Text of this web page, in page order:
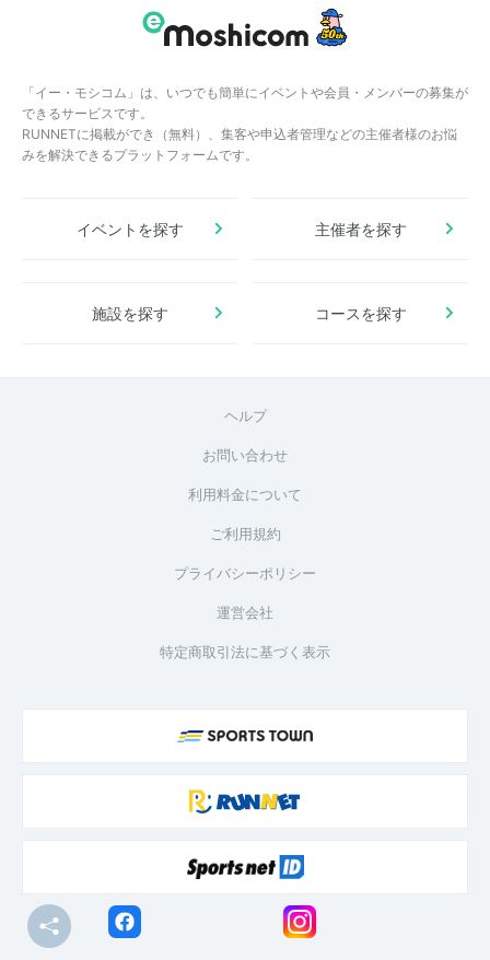
「イー・モシコム」は、いつでも簡単にイベントや会員・メンバーの募集が
できるサービスです。
RUNNETに掲載ができ（無料）、集客や申込者管理などの主催者様のお悩
みを解決できるプラットフォームです。
イベントを探す 主催者を探す
施設を探す コースを探す
ヘルプ
お問い合わせ
利用料金について
ご利用規約
プライバシーポリシー
運営会社
特定商取引法に基づく表示